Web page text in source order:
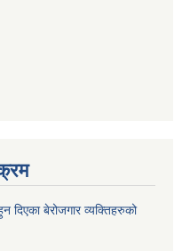
दिएका बेरोजगार व्यक्तिहरुको